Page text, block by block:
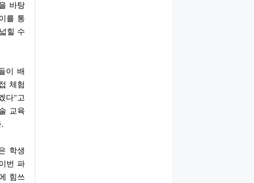
바탕
를 통
힐 수
이 배
체험
다"고
교육
.
학생
번 파
힘쓰